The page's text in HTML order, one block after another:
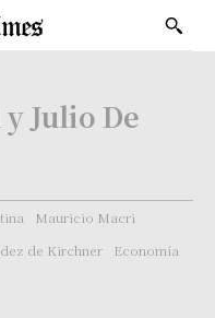
Julio De
Mauricio Macri
de Kirchner
Economía